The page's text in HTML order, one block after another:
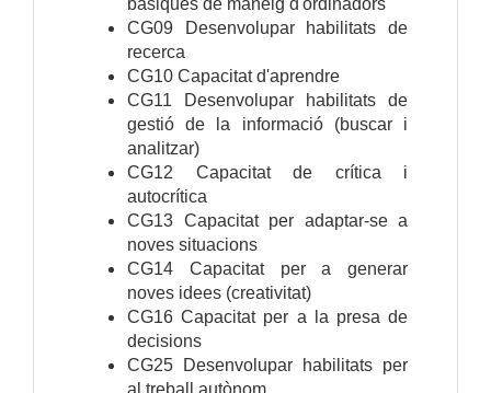
bàsiques de maneig d'ordinadors
CG09 Desenvolupar habilitats de
recerca
CG10 Capacitat d'aprendre
CG11 Desenvolupar habilitats de
gestió de la informació (buscar i
analitzar)
CG12 Capacitat de crítica i
autocrítica
CG13 Capacitat per adaptar-se a
noves situacions
CG14 Capacitat per a generar
noves idees (creativitat)
CG16 Capacitat per a la presa de
decisions
CG25 Desenvolupar habilitats per